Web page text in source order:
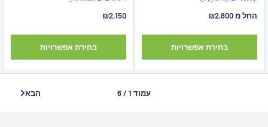
מחיר
החל מ ₪2,800
בחירת אפשרויות
מחיר
₪2,150
בחירת אפשרויות
עמוד 1 / 6 הבא